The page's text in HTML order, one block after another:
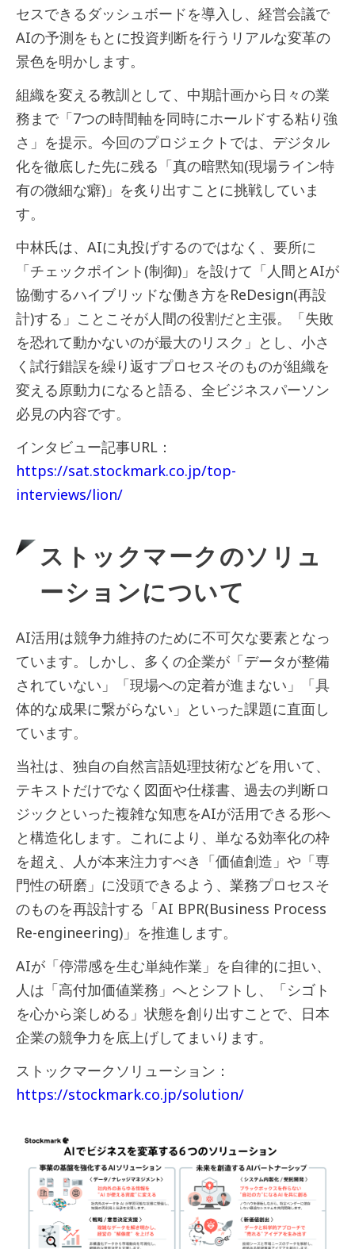
セスできるダッシュボードを導入し、経営会議で
AIの予測をもとに投資判断を行うリアルな変革の
景色を明かします。
組織を変える教訓として、中期計画から日々の業
務まで「7つの時間軸を同時にホールドする粘り強
さ」を提示。今回のプロジェクトでは、デジタル
化を徹底した先に残る「真の暗黙知(現場ライン特
有の微細な癖)」を炙り出すことに挑戦していま
す。
中林氏は、AIに丸投げするのではなく、要所に
「チェックポイント(制御)」を設けて「人間とAIが
協働するハイブリッドな働き方をReDesign(再設
計)する」ことこそが人間の役割だと主張。「失敗
を恐れて動かないのが最大のリスク」とし、小さ
く試行錯誤を繰り返すプロセスそのものが組織を
変える原動力になると語る、全ビジネスパーソン
必見の内容です。
インタビュー記事URL：
https://sat.stockmark.co.jp/top-
interviews/lion/
ストックマークのソリュ
ーションについて
AI活用は競争力維持のために不可欠な要素となっ
ています。しかし、多くの企業が「データが整備
されていない」「現場への定着が進まない」「具
体的な成果に繋がらない」といった課題に直面し
ています。
当社は、独自の自然言語処理技術などを用いて、
テキストだけでなく図面や仕様書、過去の判断ロ
ジックといった複雑な知恵をAIが活用できる形へ
と構造化します。これにより、単なる効率化の枠
を超え、人が本来注力すべき「価値創造」や「専
門性の研磨」に没頭できるよう、業務プロセスそ
のものを再設計する「AI BPR(Business Process
Re-engineering)」を推進します。
AIが「停滞感を生む単純作業」を自律的に担い、
人は「高付加価値業務」へとシフトし、「シゴト
を心から楽しめる」状態を創り出すことで、日本
企業の競争力を底上げしてまいります。
ストックマークソリューション：
https://stockmark.co.jp/solution/